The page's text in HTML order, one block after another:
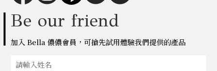
Be our friend
加入 Bella 儂儂會員，可搶先試用體驗我們提供的產品